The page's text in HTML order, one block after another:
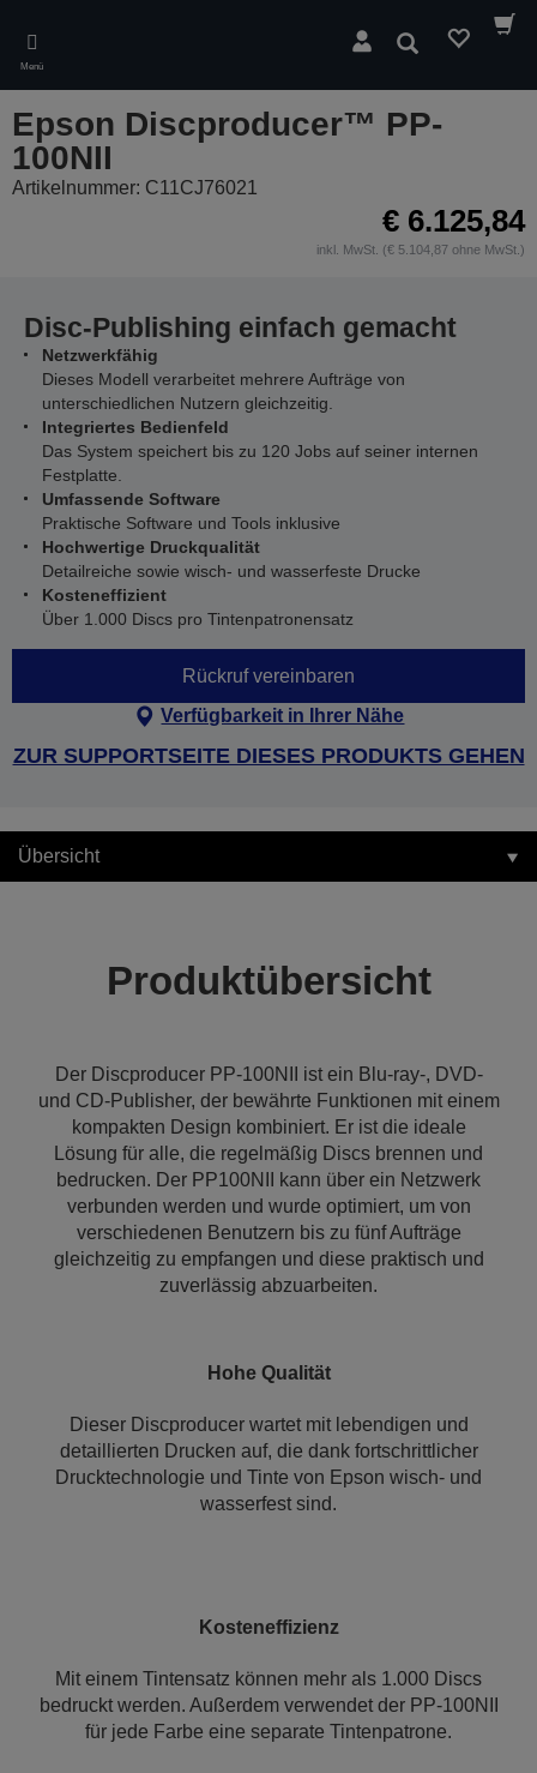
main
content
Menü
Suchen
Epson Discproducer™ PP-
100NII
Artikelnummer: C11CJ76021
€ 6.125,84
inkl. MwSt. (€ 5.104,87 ohne MwSt.)
Disc-Publishing einfach gemacht
Netzwerkfähig
Dieses Modell verarbeitet mehrere Aufträge von
unterschiedlichen Nutzern gleichzeitig.
Integriertes Bedienfeld
Das System speichert bis zu 120 Jobs auf seiner internen
Festplatte.
Umfassende Software
Praktische Software und Tools inklusive
Hochwertige Druckqualität
Detailreiche sowie wisch- und wasserfeste Drucke
Kosteneffizient
Über 1.000 Discs pro Tintenpatronensatz
Rückruf vereinbaren
Verfügbarkeit in Ihrer Nähe
ZUR SUPPORTSEITE DIESES PRODUKTS GEHEN
Übersicht
Produktübersicht
Der Discproducer PP-100NII ist ein Blu-ray-, DVD-
und CD-Publisher, der bewährte Funktionen mit einem
kompakten Design kombiniert. Er ist die ideale
Lösung für alle, die regelmäßig Discs brennen und
bedrucken. Der PP100NII kann über ein Netzwerk
verbunden werden und wurde optimiert, um von
verschiedenen Benutzern bis zu fünf Aufträge
gleichzeitig zu empfangen und diese praktisch und
zuverlässig abzuarbeiten.
Hohe Qualität
Dieser Discproducer wartet mit lebendigen und
detaillierten Drucken auf, die dank fortschrittlicher
Drucktechnologie und Tinte von Epson wisch- und
wasserfest sind.
Kosteneffizienz
Mit einem Tintensatz können mehr als 1.000 Discs
bedruckt werden. Außerdem verwendet der PP-100NII
für jede Farbe eine separate Tintenpatrone.